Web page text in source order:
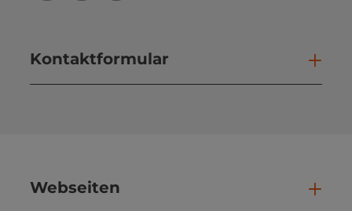
Kontaktformular
Webseiten